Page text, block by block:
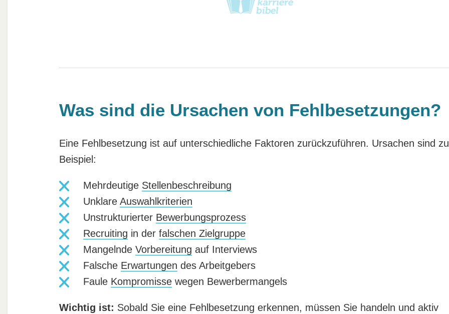
Was sind die Ursachen von Fehlbesetzungen?
Eine Fehlbesetzung ist auf unterschiedliche Faktoren zurückzuführen. Ursachen sind
Beispiel:
Mehrdeutige Stellenbeschreibung
Unklare Auswahlkriterien
Unstrukturierter Bewerbungsprozess
Recruiting in der falschen Zielgruppe
Mangelnde Vorbereitung auf Interviews
Falsche Erwartungen des Arbeitgebers
Faule Kompromissewegen Bewerbermangels
Wichtig ist: Sobald Sie eine Fehlbesetzung erkennen, müssen Sie handeln und aktiv